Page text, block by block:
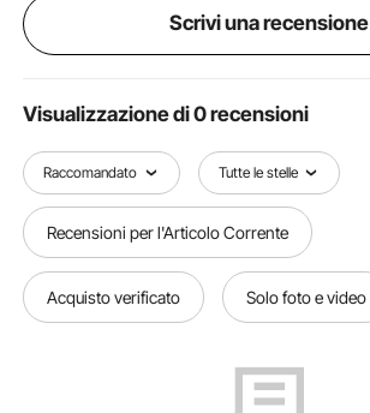
Scrivi una recensione
Visualizzazione di 0 recensioni
Raccomandato Tutte le stelle
Recensioni per l'Articolo Corrente
Acquisto verificato Solo foto e video